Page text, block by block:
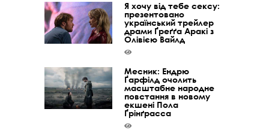
Я хочу від тебе сексу:
презентовано
український трейлер
драми Ґреґґа Аракі з
Олівією Вайлд
Месник: Ендрю
Ґарфілд очолить
масштабне народне
повстання в новому
екшені Пола
Ґрінґрасса